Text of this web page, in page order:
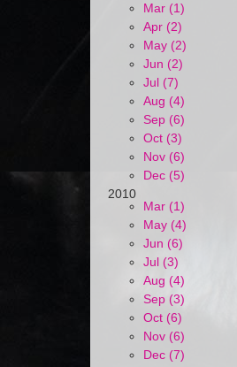
Mar (1)
Apr (2)
May (2)
Jun (2)
Jul (7)
Aug (4)
Sep (6)
Oct (3)
Nov (6)
Dec (5)
2010
Mar (1)
May (4)
Jun (6)
Jul (3)
Aug (4)
Sep (3)
Oct (6)
Nov (6)
Dec (7)